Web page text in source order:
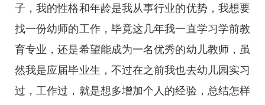
子，我的性格和年龄是我从事行业的优势，我想要
找一份幼师的工作，毕竟这几年我一直学习学前教
育专业，还是希望能成为一名优秀的幼儿教师，虽
然我是应届毕业生，不过在之前我也去幼儿园实习
过，工作过，就是想多增加个人的经验，总结怎样